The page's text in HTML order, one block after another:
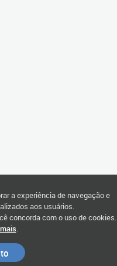
a experiência de navegação e
aos usuários.
concorda com o uso de cookies.
.